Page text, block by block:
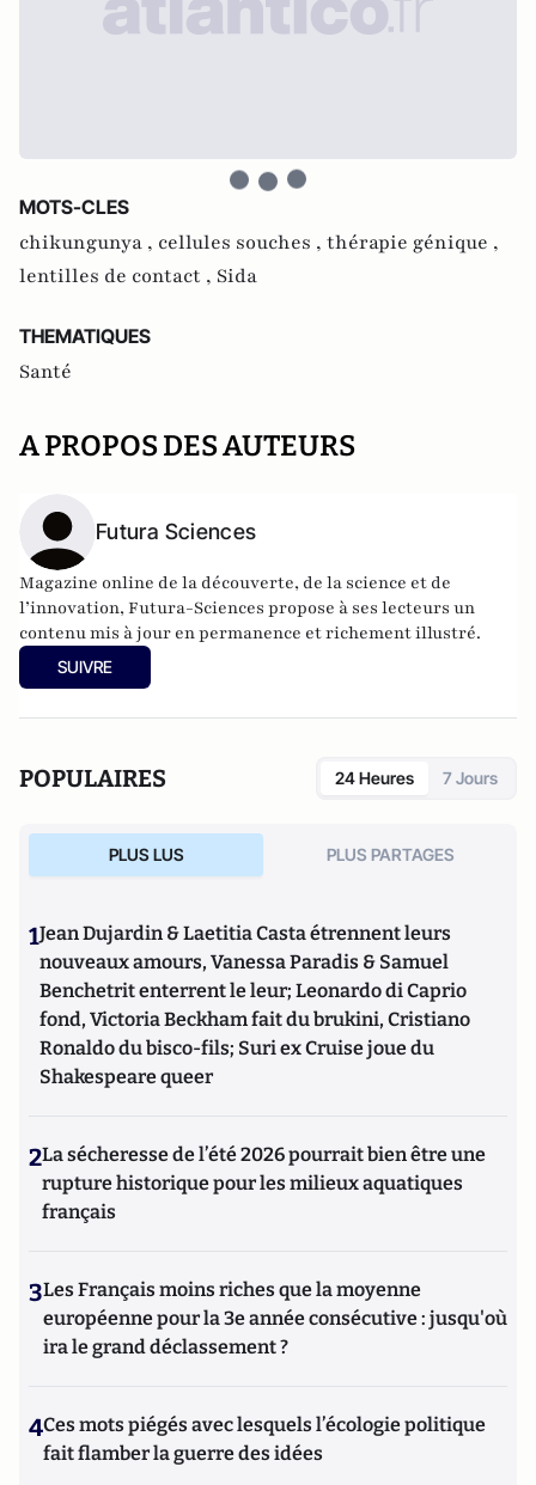
MOTS-CLES
chikungunya , cellules souches , thérapie génique ,
lentilles de contact , Sida
THEMATIQUES
Santé
A PROPOS DES AUTEURS
Futura Sciences
Magazine online de la découverte, de la science et de
l’innovation, Futura-Sciences propose à ses lecteurs un
contenu mis à jour en permanence et richement illustré.
SUIVRE
POPULAIRES 24 Heures 7 Jours
PLUS LUS PLUS PARTAGES
1Jean Dujardin & Laetitia Casta étrennent leurs
nouveaux amours, Vanessa Paradis & Samuel
Benchetrit enterrent le leur; Leonardo di Caprio
fond, Victoria Beckham fait du brukini, Cristiano
Ronaldo du bisco-fils; Suri ex Cruise joue du
Shakespeare queer
2La sécheresse de l’été 2026 pourrait bien être une
rupture historique pour les milieux aquatiques
français
3Les Français moins riches que la moyenne
européenne pour la 3e année consécutive : jusqu'où
ira le grand déclassement ?
4Ces mots piégés avec lesquels l’écologie politique
fait flamber la guerre des idées